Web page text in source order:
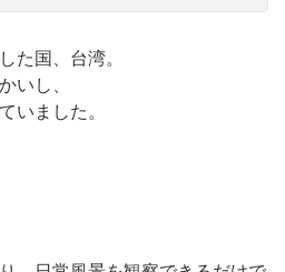
た国、台湾。
いし、
いました。